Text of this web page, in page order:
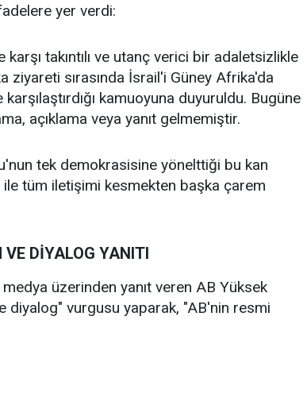
yer verdi:
takıntılı ve utanç verici bir adaletsizlikle
sırasında İsrail'i Güney Afrika'da
kamuoyuna duyuruldu. Bugüne
açıklama veya yanıt gelmemiştir.
tek demokrasisine yönelttiği bu kan
ile tüm iletişimi kesmekten başka çarem
DİYALOG YANITI
üzerinden yanıt veren AB Yüksek
diyalog" vurgusu yaparak, "AB'nin resmi